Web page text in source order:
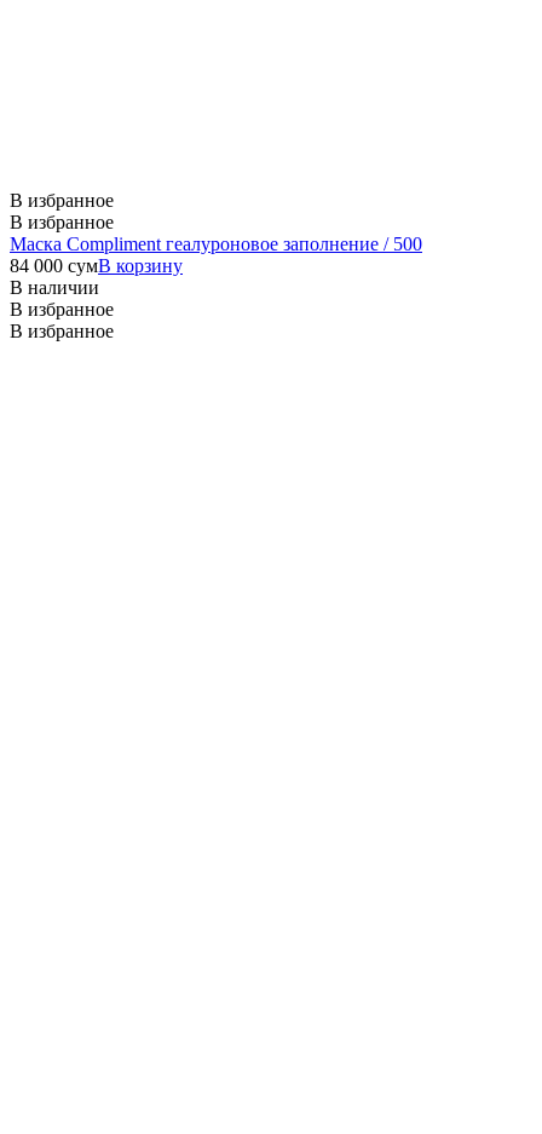
В избранное
В избранное
Маска Compliment геалуроновое заполнение / 500
84 000 сумВ корзину
В наличии
В избранное
В избранное